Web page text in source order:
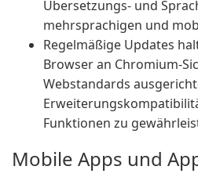
Übersetzungs- und
mehrsprachigen und
Regelmäßige Updates
Browser an Chromium-
Webstandards
Funktionen zu
Mobile Apps und